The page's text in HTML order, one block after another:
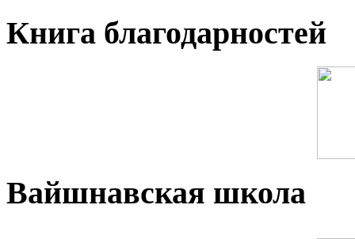
Книга благодарностей
Вайшнавская школа